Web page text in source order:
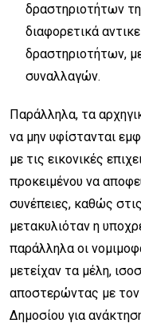
δραστηριοτήτων
διαφορετικά
δραστηριοτήτων,
συναλλαγών.
Παράλληλα, τα
να μην υφίστανται
με τις εικονικές
προκειμένου να
συνέπειες, καθώς
μετακυλιόταν η
παράλληλα οι
μετείχαν τα μέλη,
αποστερώντας με
Δημοσίου για